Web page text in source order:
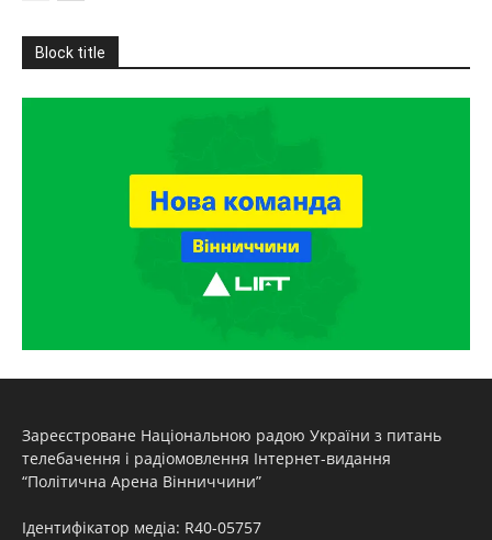
Block title
Зареєстроване Національною радою України з питань
телебачення і радіомовлення Інтернет-видання
“Політична Арена Вінниччини”
Ідентифікатор медіа: R40-05757